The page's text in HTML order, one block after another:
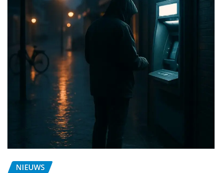
NIEUWS